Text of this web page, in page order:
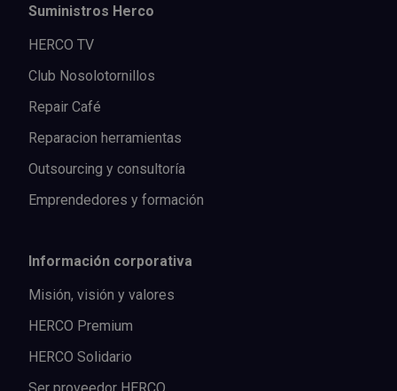
Suministros Herco
HERCO TV
Club Nosolotornillos
Repair Café
Reparacion herramientas
Outsourcing y consultoría
Emprendedores y formación
Información corporativa
Misión, visión y valores
HERCO Premium
HERCO Solidario